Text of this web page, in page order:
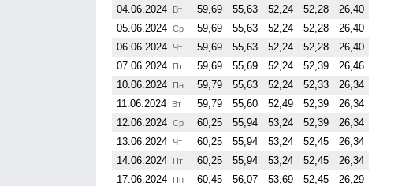
04.06.2024
Вт 59,69 55,63 52,24 52,28
26,40
05.06.2024 Ср 59,69 55,63 52,24 52,28
26,40
06.06.2024
Чт 59,69 55,63 52,24 52,28
26,40
07.06.2024
Пт 59,69 55,69 52,24 52,39
26,46
10.06.2024
Пн 59,79 55,63 52,24 52,33
26,34
11.06.2024
Вт 59,79 55,60 52,49 52,39
26,34
12.06.2024 Ср 60,25 55,94 53,24 52,39
26,34
13.06.2024
Чт 60,25 55,94 53,24 52,45
26,34
14.06.2024
Пт 60,25 55,94 53,24 52,45
26,34
17.06.2024
Пн 60,45 56,07 53,69 52,45
26,29